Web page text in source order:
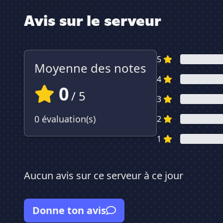
Avis sur le serveur
Moyenne des notes
0/ 5
0 évaluation(s)
5
4
3
2
1
Aucun avis sur ce serveur à ce jour
Donne ton avis